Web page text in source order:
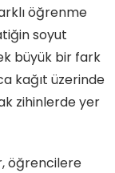
öğrenme
soyut
büyük bir fark
kağıt üzerinde
zihinlerde yer
öğrencilere